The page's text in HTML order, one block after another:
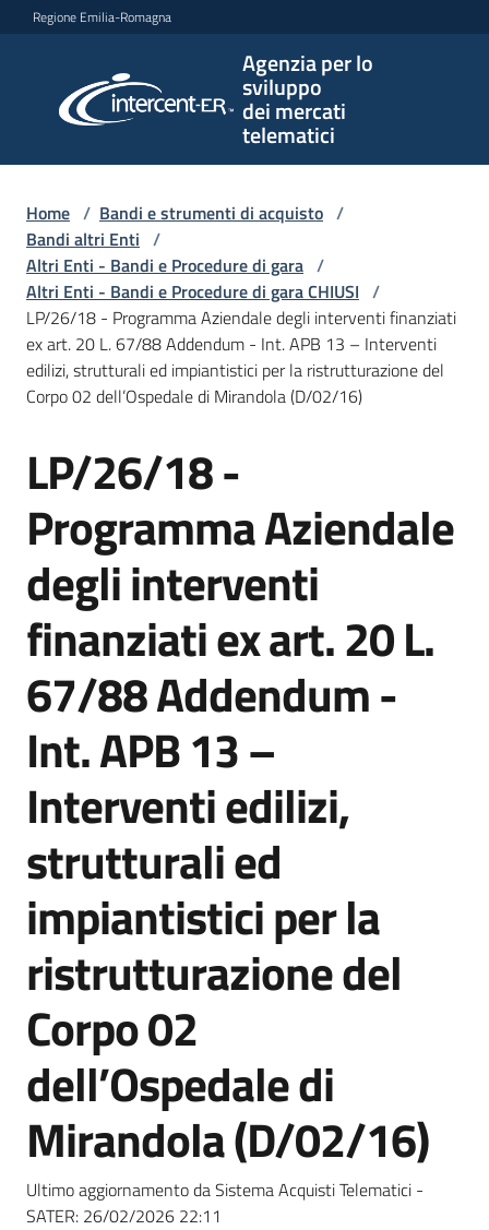
Vai al contenuto
Vai alla navigazione
Vai al footer
Regione Emilia-Romagna
Agenzia per lo
sviluppo
dei mercati
telematici
per lo
sviluppo
telematici
L'Agenzia
Bandi
strumenti
di
Supporto
Piattaforme
telematiche
English
site
Seguici
su
Home / Bandi e strumenti di acquisto /
Bandi altri Enti /
Altri Enti - Bandi e Procedure di gara /
Altri Enti - Bandi e Procedure di gara CHIUSI /
LP/26/18 - Programma Aziendale degli interventi finanziati
ex art. 20 L. 67/88 Addendum - Int. APB 13 – Interventi
edilizi, strutturali ed impiantistici per la ristrutturazione del
Corpo 02 dell’Ospedale di Mirandola (D/02/16)
Salta al contenuto
LP/26/18 -
Programma Aziendale
degli interventi
finanziati ex art. 20 L.
67/88 Addendum -
Int. APB 13 –
Interventi edilizi,
strutturali ed
impiantistici per la
ristrutturazione del
Corpo 02
dell’Ospedale di
Mirandola (D/02/16)
Ultimo aggiornamento da Sistema Acquisti Telematici -
SATER: 26/02/2026 22:11